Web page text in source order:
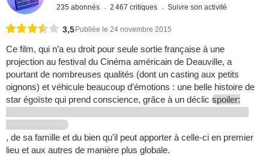
235 abonnés 2 467 critiques Suivre son activité
3,5 Publiée le 24 novembre 2015
Ce film, qui n’a eu droit pour seule sortie française à une
projection au festival du Cinéma américain de Deauville, a
pourtant de nombreuses qualités (dont un casting aux petits
oignons) et véhicule beaucoup d’émotions : une belle histoire de
star égoïste qui prend conscience, grâce à un déclic spoiler:
, de sa famille et du bien qu’il peut apporter à celle-ci en premier
lieu et aux autres de manière plus globale.